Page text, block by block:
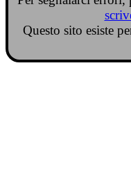
Questo sito esiste